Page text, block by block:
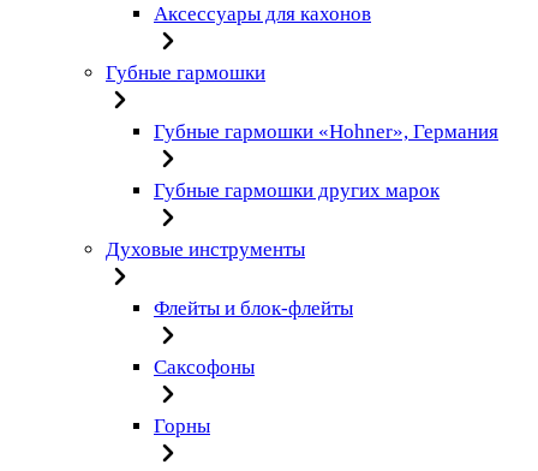
Аксессуары для кахонов
Губные гармошки
Губные гармошки «Hohner», Германия
Губные гармошки других марок
Духовые инструменты
Флейты и блок-флейты
Саксофоны
Горны